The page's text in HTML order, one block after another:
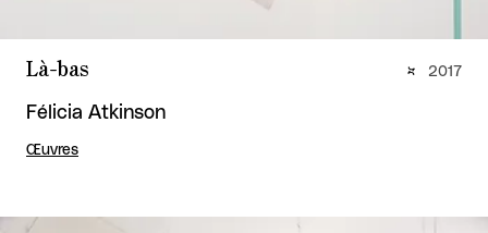
Là-bas
Félicia Atkinson
Œuvres
2017